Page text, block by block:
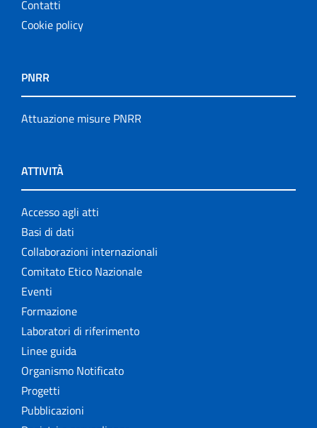
Contatti
Cookie policy
PNRR
Attuazione misure PNRR
ATTIVITÀ
Accesso agli atti
Basi di dati
Collaborazioni internazionali
Comitato Etico Nazionale
Eventi
Formazione
Laboratori di riferimento
Linee guida
Organismo Notificato
Progetti
Pubblicazioni